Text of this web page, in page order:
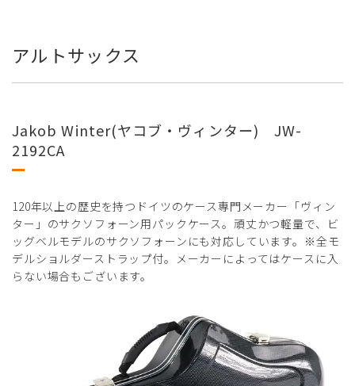
アルトサックス
Jakob Winter(ヤコブ・ヴィンター) JW-
2192CA
120年以上の歴史を持つドイツのケース専門メーカー「ヴィン
ター」のサクソフォーン用パックケース。頑丈かつ軽量で、ビ
ッグベルモデルのサクソフォーンにも対応しています。※全モ
デルショルダーストラップ付。メーカーによってはケースに入
らない場合もございます。